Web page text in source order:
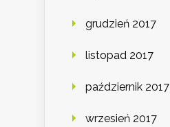
grudzień 2017
listopad 2017
październik 2017
wrzesień 2017